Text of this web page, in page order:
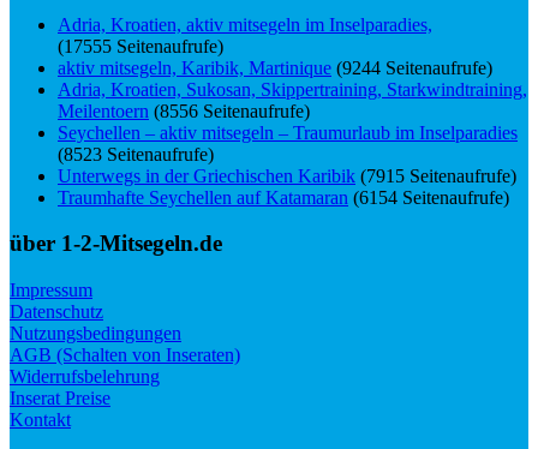
Adria, Kroatien, aktiv mitsegeln im Inselparadies,
(17555 Seitenaufrufe)
aktiv mitsegeln, Karibik, Martinique (9244 Seitenaufrufe)
Adria, Kroatien, Sukosan, Skippertraining, Starkwindtraining,
Meilentoern (8556 Seitenaufrufe)
Seychellen – aktiv mitsegeln – Traumurlaub im Inselparadies
(8523 Seitenaufrufe)
Unterwegs in der Griechischen Karibik (7915 Seitenaufrufe)
Traumhafte Seychellen auf Katamaran (6154 Seitenaufrufe)
über 1-2-Mitsegeln.de
Impressum
Datenschutz
Nutzungsbedingungen
AGB (Schalten von Inseraten)
Widerrufsbelehrung
Inserat Preise
Kontakt